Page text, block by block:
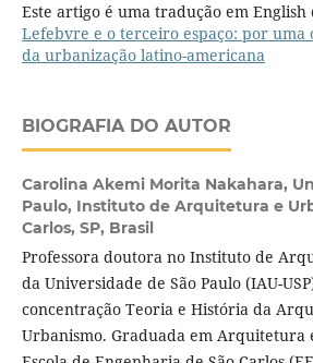
Este artigo é uma tradução em English
Lefebvre e o terceiro espaço: por
da urbanização latino-americana
BIOGRAFIA DO AUTOR
Carolina Akemi Morita Nakahara,
Paulo, Instituto de Arquitetura e
Carlos, SP, Brasil
Professora doutora no Instituto de
da Universidade de São Paulo (IAU-
concentração Teoria e História da
Urbanismo. Graduada em Arquitetura